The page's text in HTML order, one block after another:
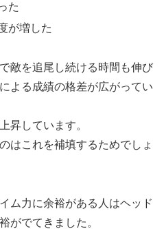
た
が増した
敵を追尾し続ける時間も伸び
よる成績の格差が広がってい
昇しています。
はこれを補填するためでしょ
ム力に余裕がある人はヘッド
がでてきました。